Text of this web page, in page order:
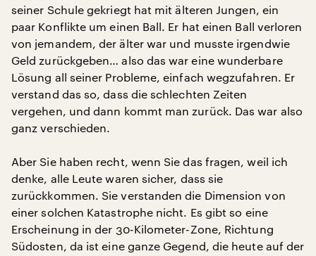
seiner Schule gekriegt hat mit älteren Jungen, ein
paar Konflikte um einen Ball. Er hat einen Ball verloren
von jemandem, der älter war und musste irgendwie
Geld zurückgeben… also das war eine wunderbare
Lösung all seiner Probleme, einfach wegzufahren. Er
verstand das so, dass die schlechten Zeiten
vergehen, und dann kommt man zurück. Das war also
ganz verschieden.
Aber Sie haben recht, wenn Sie das fragen, weil ich
denke, alle Leute waren sicher, dass sie
zurückkommen. Sie verstanden die Dimension von
einer solchen Katastrophe nicht. Es gibt so eine
Erscheinung in der 30-Kilometer-Zone, Richtung
Südosten, da ist eine ganze Gegend, die heute auf der